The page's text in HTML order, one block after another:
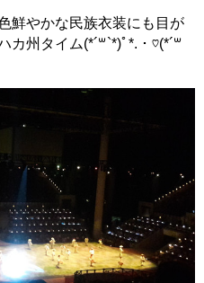
鮮やかな民族衣装にも目が
州タイム(*´꒳`*)ﾟ*.・♡(*´꒳